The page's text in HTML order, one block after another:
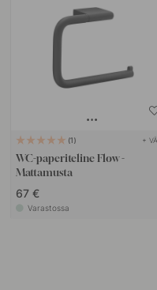
1 +
WC-paperiteline Flow -
Mattamusta
67 €
Varastossa